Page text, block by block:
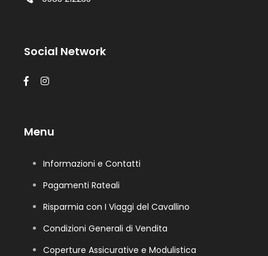
Social Network
Menu
Informazioni e Contatti
Pagamenti Rateali
Risparmia con I Viaggi del Cavallino
Condizioni Generali di Vendita
Coperture Assicurative e Modulistica